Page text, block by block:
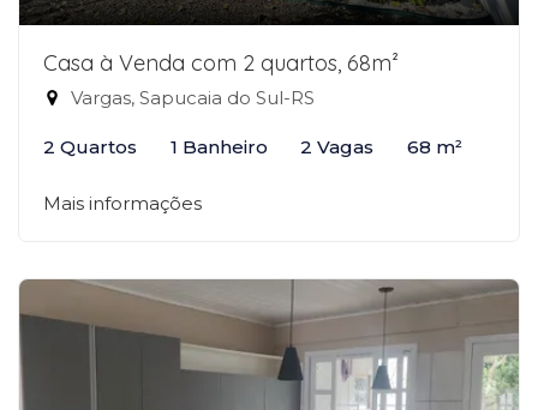
Casa à Venda com 2 quartos, 68m²
Vargas, Sapucaia do Sul-RS
2 Quartos 1 Banheiro 2 Vagas 68 m²
Mais informações